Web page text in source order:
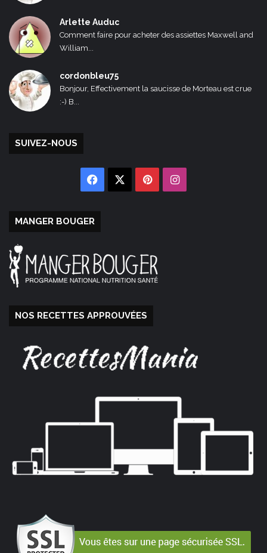
Arlette Auduc
Comment faire pour acheter des assiettes Maxwell and
William...
cordonbleu75
Bonjour, Effectivement la saucisse de Morteau est crue
:-) B...
SUIVEZ-NOUS
Facebook PinterestInstagram
MANGER BOUGER
NOS RECETTES APPROUVÉES